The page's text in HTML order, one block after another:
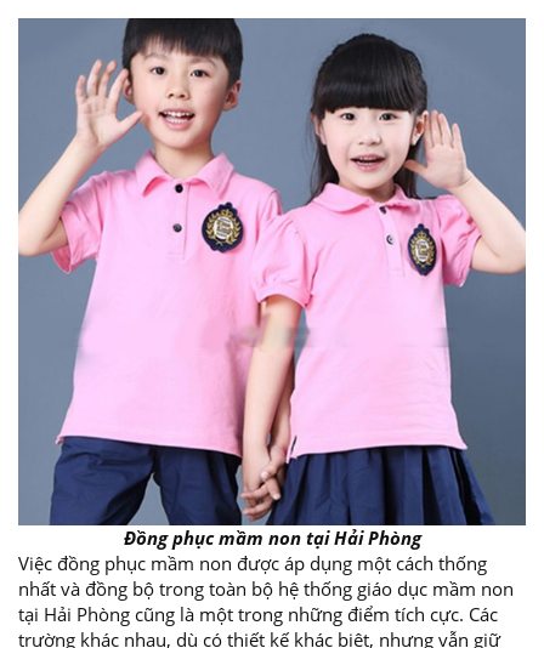
Đồng phục mầm non tại Hải Phòng
Việc đồng phục mầm non được áp dụng một cách thống
nhất và đồng bộ trong toàn bộ hệ thống giáo dục mầm non
tại Hải Phòng cũng là một trong những điểm tích cực. Các
trường khác nhau, dù có thiết kế khác biệt, nhưng vẫn giữ